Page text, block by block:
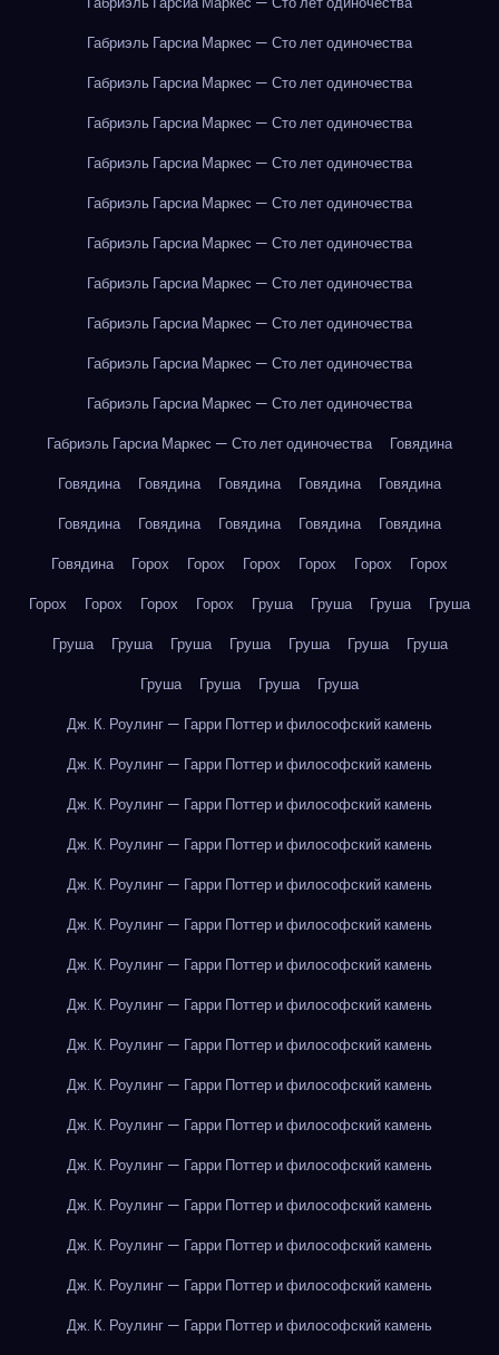
Габриэль Гарсиа Маркес — Сто лет одиночества
Габриэль Гарсиа Маркес — Сто лет одиночества
Габриэль Гарсиа Маркес — Сто лет одиночества
Габриэль Гарсиа Маркес — Сто лет одиночества
Габриэль Гарсиа Маркес — Сто лет одиночества
Габриэль Гарсиа Маркес — Сто лет одиночества
Габриэль Гарсиа Маркес — Сто лет одиночества
Габриэль Гарсиа Маркес — Сто лет одиночества
Габриэль Гарсиа Маркес — Сто лет одиночества
Габриэль Гарсиа Маркес — Сто лет одиночества
Габриэль Гарсиа Маркес — Сто лет одиночества
Говядина
Говядина
Говядина Говядина Говядина
Говядина
Говядина
Говядина Говядина Говядина
Говядина
Говядина
Горох Горох Горох Горох Горох
Горох
Горох
Горох Горох Горох Груша Груша Груша
Груша
Груша
Груша Груша Груша Груша Груша
Груша
Груша
Груша Груша
Груша
Дж. К. Роулинг — Гарри Поттер и философский камень
Дж. К. Роулинг — Гарри Поттер и философский камень
Дж. К. Роулинг — Гарри Поттер и философский камень
Дж. К. Роулинг — Гарри Поттер и философский камень
Дж. К. Роулинг — Гарри Поттер и философский камень
Дж. К. Роулинг — Гарри Поттер и философский камень
Дж. К. Роулинг — Гарри Поттер и философский камень
Дж. К. Роулинг — Гарри Поттер и философский камень
Дж. К. Роулинг — Гарри Поттер и философский камень
Дж. К. Роулинг — Гарри Поттер и философский камень
Дж. К. Роулинг — Гарри Поттер и философский камень
Дж. К. Роулинг — Гарри Поттер и философский камень
Дж. К. Роулинг — Гарри Поттер и философский камень
Дж. К. Роулинг — Гарри Поттер и философский камень
Дж. К. Роулинг — Гарри Поттер и философский камень
Дж. К. Роулинг — Гарри Поттер и философский камень